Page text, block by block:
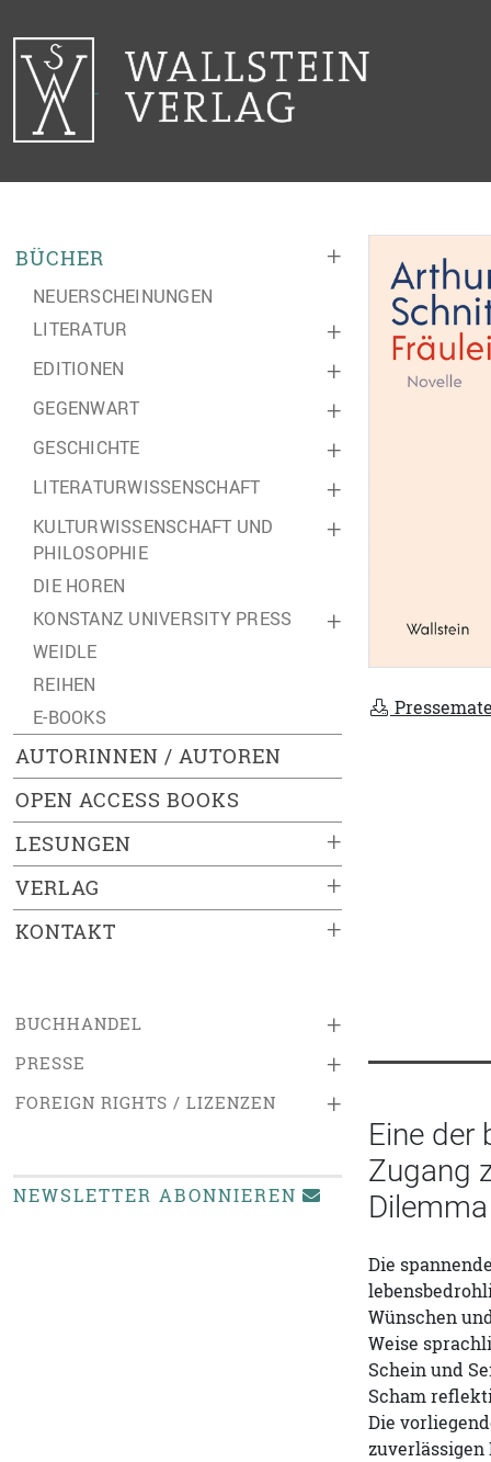
+
BÜCHER
NEUERSCHEINUNGEN
+
LITERATUR
+
EDITIONEN
+
GEGENWART
+
GESCHICHTE
+
LITERATURWISSENSCHAFT
+
KULTURWISSENSCHAFT UND
PHILOSOPHIE
DIE HOREN
+
KONSTANZ UNIVERSITY PRESS
WEIDLE
REIHEN
E-BOOKS
AUTORINNEN / AUTOREN
OPEN ACCESS BOOKS
+
LESUNGEN
+
VERLAG
+
KONTAKT
+
BUCHHANDEL
+
PRESSE
+
FOREIGN RIGHTS / LIZENZEN
NEWSLETTER ABONNIEREN
Eine der
Zugang
Die
Wünschen
Weise
Schein und
Scham
Die